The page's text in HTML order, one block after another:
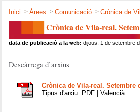
Inici ->Àrees ->Comunicació ->Crònica de
Crònica de Vila-real.
data de publicació a la web: dijous, 1 de setembre
Descàrrega d’arxius
Crònica de Vila-real. Setembre
Tipus d'arxiu: PDF | Valencià